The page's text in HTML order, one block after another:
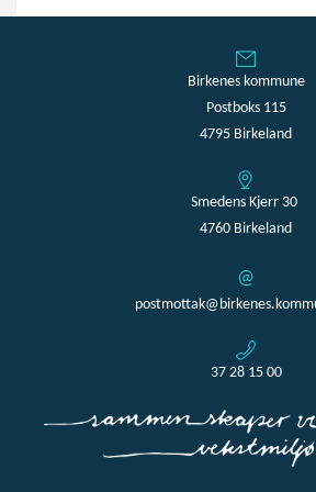
Birkenes kommune
Postboks 115
4795 Birkeland
Smedens Kjerr 30
4760 Birkeland
37 28 15 00